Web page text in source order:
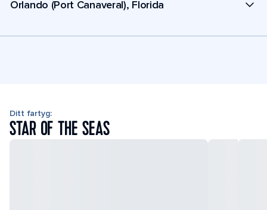
Orlando (Port Canaveral), Florida
Ditt fartyg:
STAR OF THE SEAS